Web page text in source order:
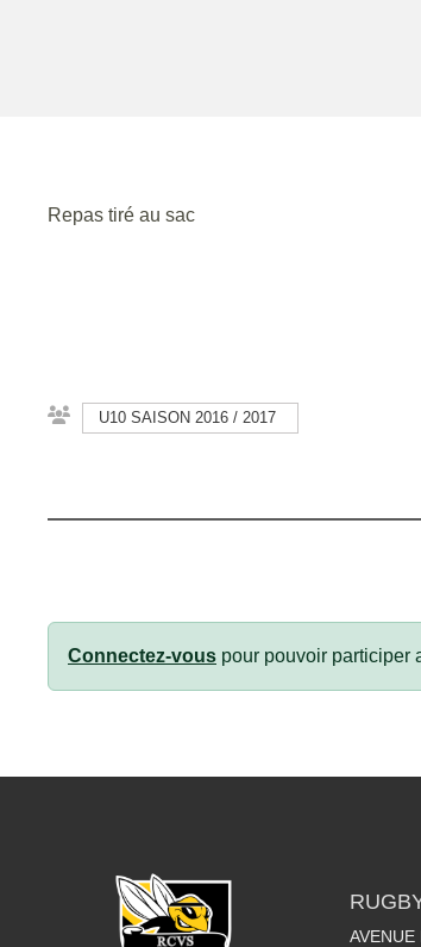
Repas tiré au sac
U10 SAISON 2016 / 2017
Connectez-vous pour pouvoir participer
AVENUE